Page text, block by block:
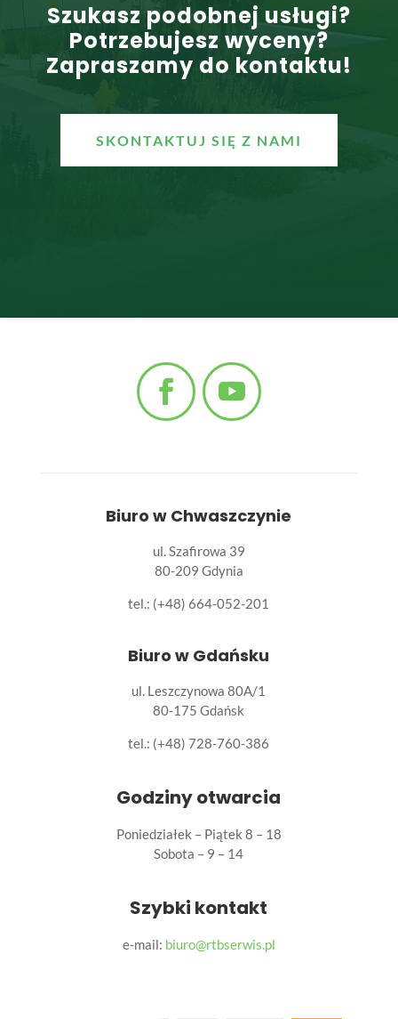
Szukasz podobnej usługi?
Potrzebujesz wyceny?
Zapraszamy do kontaktu!
SKONTAKTUJ SIĘ Z NAMI
Biuro w Chwaszczynie
ul. Szafirowa 39
80-209 Gdynia
tel.: (+48) 664-052-201
Biuro w Gdańsku
ul. Leszczynowa 80A/1
80-175 Gdańsk
tel.: (+48) 728-760-386
Godziny otwarcia
Poniedziałek – Piątek 8 – 18
Sobota – 9 – 14
Szybki kontakt
e-mail: biuro@rtbserwis.pl